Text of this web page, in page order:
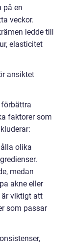
på en
veckor.
ledde till
elasticitet
ansiktet
faktorer som
olika
medan
akne eller
är viktigt att
som passar